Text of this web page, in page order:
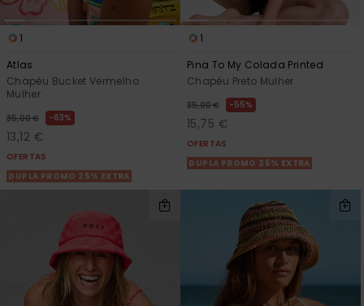
1
Atlas
Chapéu Bucket Vermelho
Mulher
35,00 € 63%
13,12 €
OFERTAS
DUPLA PROMO 25% EXTRA
1
Pina To My Colada Printed
Chapéu Preto Mulher
35,00 € 55%
15,75 €
OFERTAS
DUPLA PROMO 25% EXTRA